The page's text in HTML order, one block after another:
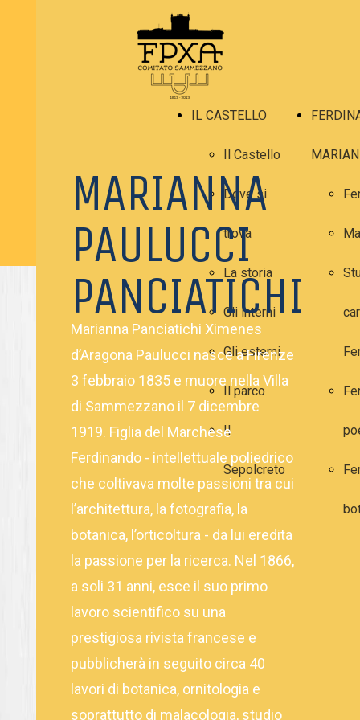
IL CASTELLO
Il Castello
Dove si
trova
La storia
Gli interni
Gli esterni
Il parco
Il
Sepolcreto
MARIANNA
PAULUCCI
PANCIATICHI
Marianna Panciatichi Ximenes
d’Aragona Paulucci nasce a Firenze
3 febbraio 1835 e muore nella Villa
di Sammezzano il 7 dicembre
1919. Figlia del Marchese
Ferdinando - intellettuale poliedrico
che coltivava molte passioni tra cui
l’architettura, la fotografia, la
botanica, l’orticoltura - da lui eredita
la passione per la ricerca. Nel 1866,
a soli 31 anni, esce il suo primo
lavoro scientifico su una
prestigiosa rivista francese e
pubblicherà in seguito circa 40
lavori di botanica, ornitologia e
soprattutto di malacologia, studio